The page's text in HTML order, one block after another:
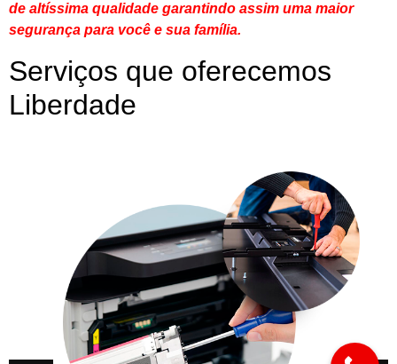
de altíssima qualidade garantindo assim uma maior
segurança para você e sua família.
Serviços que oferecemos
Liberdade